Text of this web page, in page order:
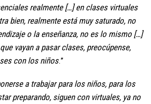
realmente […] en clases virtuales
bien, realmente está muy saturado, no
o la enseñanza, no es lo mismo […]
vayan a pasar clases, preocúpense,
con los niños.”
a trabajar para los niños, para los
preparando, siguen con virtuales, ya no